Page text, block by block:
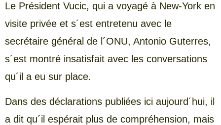
Le Président Vucic, qui a voyagé à New-York en
visite privée et s´est entretenu avec le
secrétaire général de l´ONU, Antonio Guterres,
s´est montré insatisfait avec les conversations
qu´il a eu sur place.
Dans des déclarations publiées ici aujourd´hui, il
a dit qu´il espérait plus de compréhension, mais